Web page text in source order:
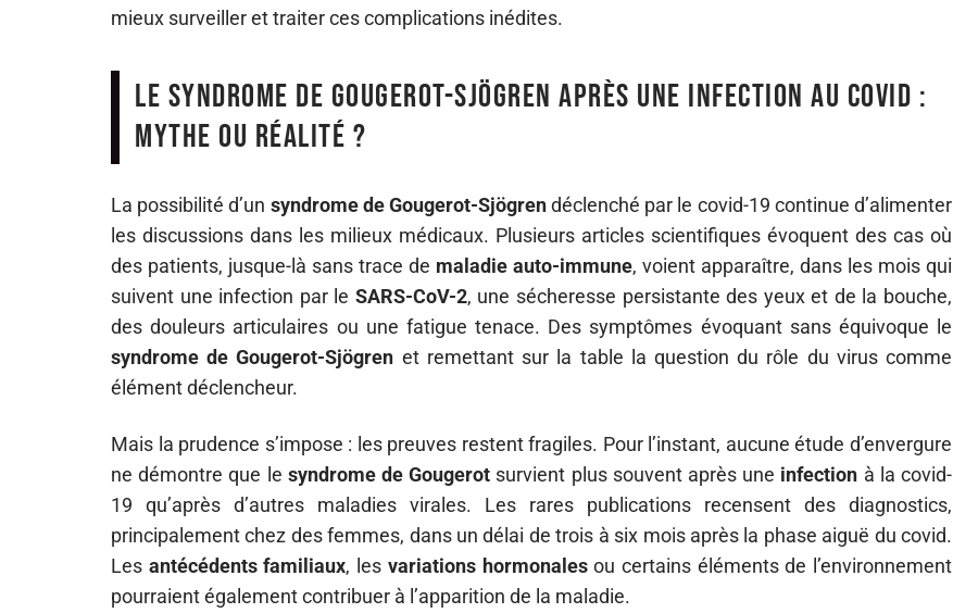
mieux surveiller et traiter ces complications inédites.
Le syndrome de Gougerot-Sjögren après une infection au COVID :
mythe ou réalité ?
La possibilité d’un syndrome de Gougerot-Sjögrendéclenché par le covid-19 continue d’alimenter
les discussions dans les milieux médicaux. Plusieurs articles scientifiques évoquent des cas où
des patients, jusque-là sans trace de maladie auto-immune, voient apparaître, dans les mois qui
suivent une infection par le SARS-CoV-2, une sécheresse persistante des yeux et de la bouche,
des douleurs articulaires ou une fatigue tenace. Des symptômes évoquant sans équivoque le
syndrome de Gougerot-Sjögren et remettant sur la table la question du rôle du virus comme
élément déclencheur.
Mais la prudence s’impose : les preuves restent fragiles. Pour l’instant, aucune étude d’envergure
ne démontre que le syndrome de Gougerot survient plus souvent après une infection à la covid-
19 qu’après d’autres maladies virales. Les rares publications recensent des diagnostics,
principalement chez des femmes, dans un délai de trois à six mois après la phase aiguë du covid.
Les antécédents familiaux, les variations hormonalesou certains éléments de l’environnement
pourraient également contribuer à l’apparition de la maladie.